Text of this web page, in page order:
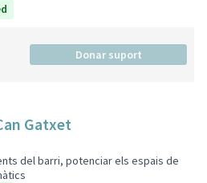
Donar suport
Gatxet
de Barri
del barri, potenciar els espais de